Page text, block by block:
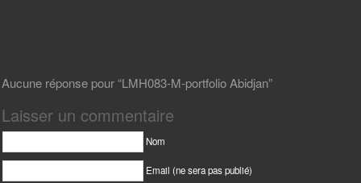
Aucune réponse pour “LMH083-M-portfolio Abidjan”
Laisser un commentaire
Nom
Email (ne sera pas publié)